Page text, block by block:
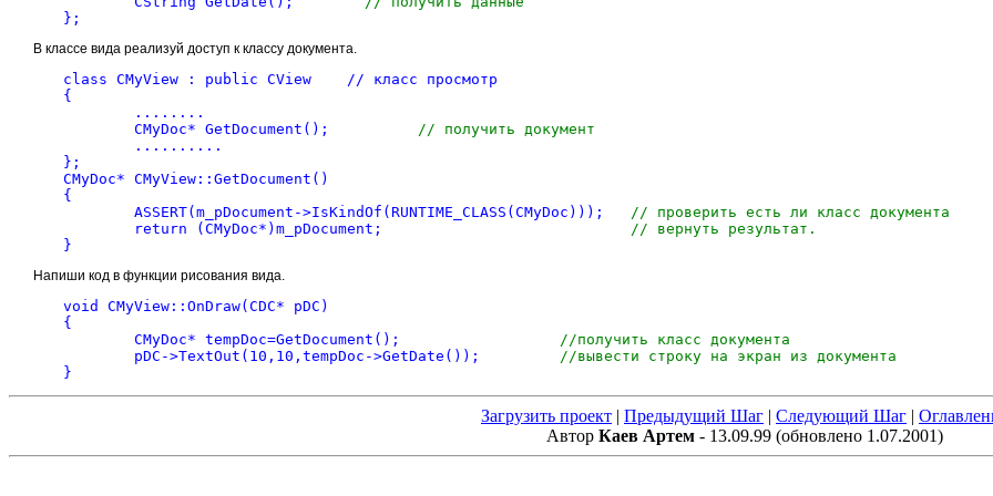
};
В классе вида реализуй доступ к классу документа.
class CMyView : public CView	// класс просмотр
{
	........
// получить документ
	..........
};
CMyDoc* CMyView::GetDocument()
{
// проверить есть ли класс документа
// вернуть результат.
}
Напиши код в функции рисования вида.
void CMyView::OnDraw(CDC* pDC)
{
//получить класс документа
//вывести строку на экран из документа
}
Загрузить проект | Предыдущий Шаг | Следующий Шаг |
Автор Каев Артем - 13.09.99 (обновлено 1.07.2001)